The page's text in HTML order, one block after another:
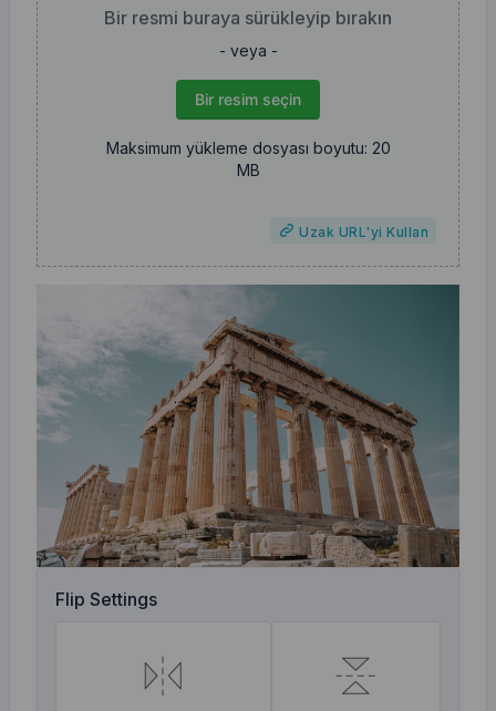
Bir resmi buraya sürükleyip bırakın
- veya -
Bir resim seçin
Maksimum yükleme dosyası boyutu: 20
MB
Uzak URL'yi Kullan
Flip Settings